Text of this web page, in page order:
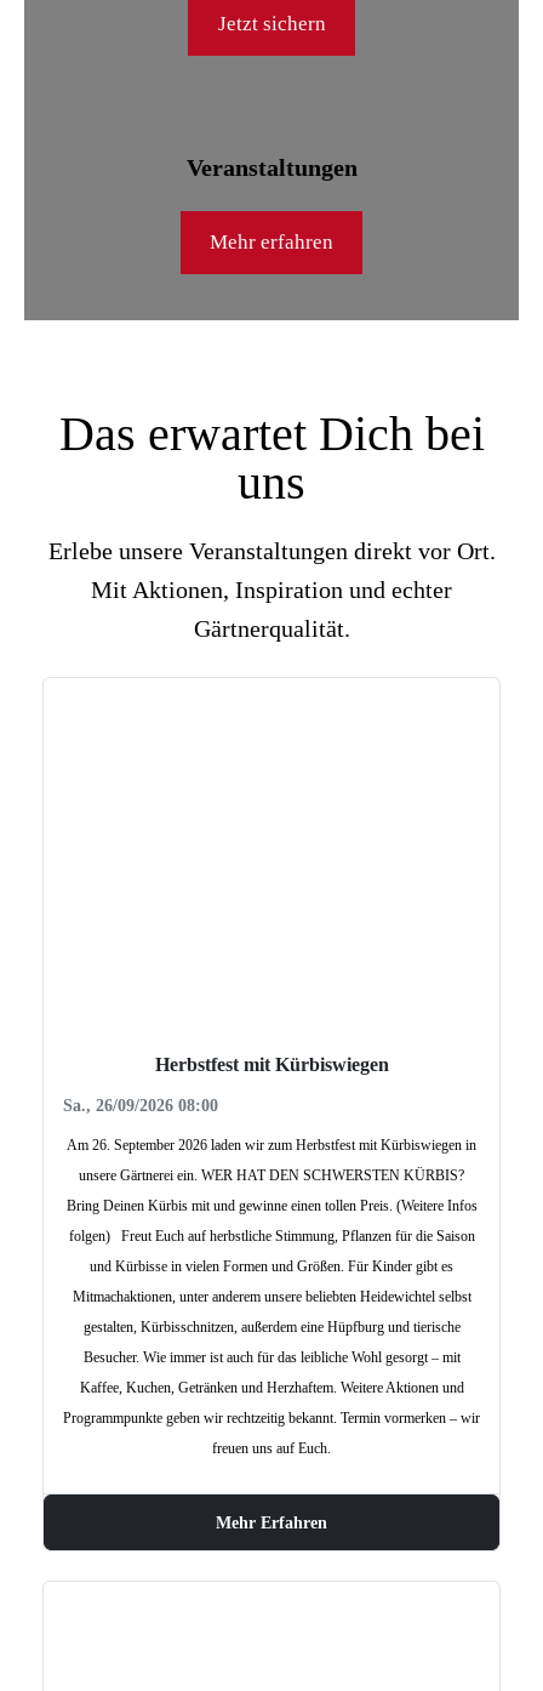
Jetzt sichern
Veranstaltungen
Mehr erfahren
Das erwartet Dich bei
uns
Erlebe unsere Veranstaltungen direkt vor Ort.
Mit Aktionen, Inspiration und echter
Gärtnerqualität.
Herbstfest mit Kürbiswiegen
Sa., 26/09/2026 08:00
Am 26. September 2026 laden wir zum Herbstfest mit Kürbiswiegen in
unsere Gärtnerei ein. WER HAT DEN SCHWERSTEN KÜRBIS?
Bring Deinen Kürbis mit und gewinne einen tollen Preis. (Weitere Infos
folgen) Freut Euch auf herbstliche Stimmung, Pflanzen für die Saison
und Kürbisse in vielen Formen und Größen. Für Kinder gibt es
Mitmachaktionen, unter anderem unsere beliebten Heidewichtel selbst
gestalten, Kürbisschnitzen, außerdem eine Hüpfburg und tierische
Besucher. Wie immer ist auch für das leibliche Wohl gesorgt – mit
Kaffee, Kuchen, Getränken und Herzhaftem. Weitere Aktionen und
Programmpunkte geben wir rechtzeitig bekannt. Termin vormerken – wir
freuen uns auf Euch.
Mehr Erfahren